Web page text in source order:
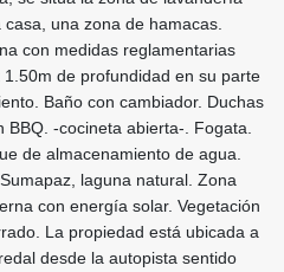
una zona de hamacas.
con medidas reglamentarias
de profundidad en su parte
Baño con cambiador. Duchas
-cocineta abierta-. Fogata.
de almacenamiento de agua.
laguna natural. Zona
con energía solar. Vegetación
La propiedad está ubicada a
desde la autopista sentido